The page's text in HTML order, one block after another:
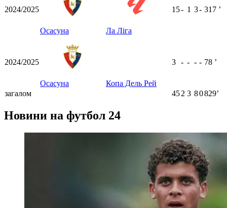
2024/2025
Осасуна Ла Ліга
15- 1 3- 317 ʼ
2024/2025
Осасуна Копа Дель Рей
3 - - - - 78 ʼ
загалом 452 3 80829ʼ
Новини на футбол 24